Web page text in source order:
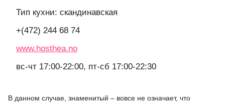
Тип кухни: скандинавская
+(472) 244 68 74
www.hosthea.no
вс-чт 17:00-22:00, пт-сб 17:00-22:30
В данном случае, знаменитый – вовсе не означает, что